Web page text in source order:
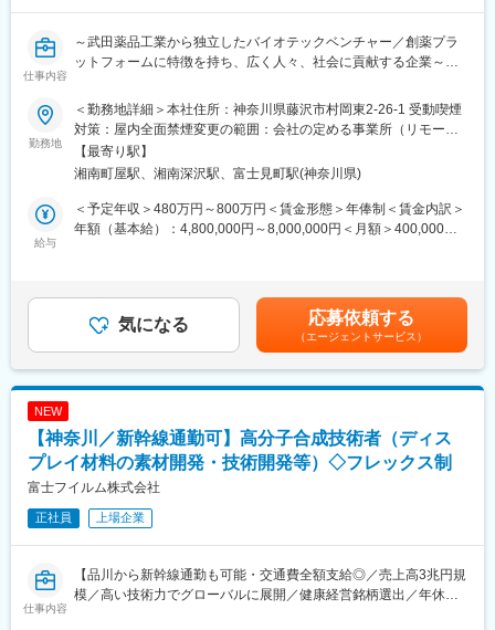
仕事内容
～武田薬品工業から独立したバイオテックベンチャー／創薬プラ
ットフォームに特徴を持ち、広く人々、社会に貢献する企業～
■業務内容：
上場準備における常勤監査役として、監査機能の運用および牽制
を担っていただきます。
形式的な監査にとどまらず、論点整理から改善提案・是正まで踏
み込みながら監査機能の実効性を担保いただきます。
■業務詳細：
・会計・法務・コンプライアンス領域のレビュー
・監査法人・顧問との連携および対応
◇リボルナバイオサイエンスは、RNA創薬に特化した日本の創薬
ベンチャーです。
研究者中心の少人数チームで、集中して専門性の高い業務に取
◇少人数ながら上場準備に向けた裁量ある業務を経験でき、外部
■働く環境：
勤務地
＜勤務地詳細＞本社住所：神奈川県藤沢市村岡東2-26-1 受動喫煙
対策：屋内全面禁煙変更の範囲：会社の定める事業所（リモート
ワーク含む）
【最寄り駅】
湘南町屋駅、湘南深沢駅、富士見町駅(神奈川県)
給与
＜予定年収＞480万円～800万円＜賃金形態＞年俸制＜賃金内訳＞
年額（基本給）：4,800,000円～8,000,000円＜月額＞400,000円
額)は固定手当を含めた表記です。
気になる 応募依頼する
（エージェントサービス）
NEW
【神奈川／新幹線通勤可】高分子合成技術者（ディス
プレイ材料の素材開発・技術開発等）◇フレックス制
富士フイルム株式会社
正社員 上場企業
仕事内容
【品川から新幹線通勤も可能・交通費全額支給◎／売上高3兆円規
模／高い技術力でグローバルに展開／健康経営銘柄選出／年休